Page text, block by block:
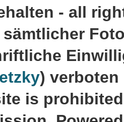
- all
) verboten
is